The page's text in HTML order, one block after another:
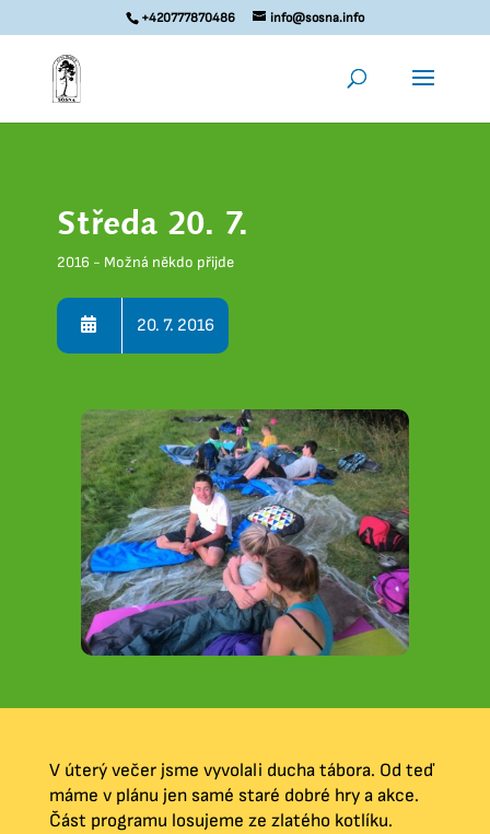
+420777870486 info@sosna.info
Středa 20. 7.
2016 - Možná někdo přijde
20. 7. 2016
V úterý večer jsme vyvolali ducha tábora. Od teď
máme v plánu jen samé staré dobré hry a akce.
Část programu losujeme ze zlatého kotlíku.